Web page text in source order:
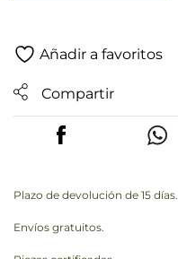
Añadir a favoritos
Compartir
Plazo de devolución de 15 días.
Envíos gratuitos.